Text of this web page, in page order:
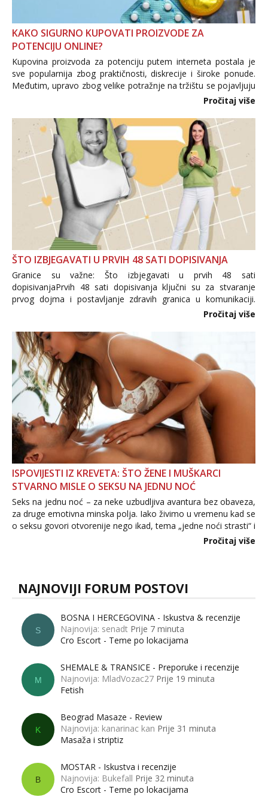
KAKO SIGURNO KUPOVATI PROIZVODE ZA
POTENCIJU ONLINE?
Kupovina proizvoda za potenciju putem interneta postala je
sve popularnija zbog praktičnosti, diskrecije i široke ponude.
Međutim, upravo zbog velike potražnje na tržištu se pojavljuju
i brojni krivotvoreni proizvodi, nepouzdane internetske
Pročitaj više
ŠTO IZBJEGAVATI U PRVIH 48 SATI DOPISIVANJA
Granice su važne: Što izbjegavati u prvih 48 sati
dopisivanjaPrvih 48 sati dopisivanja ključni su za stvaranje
prvog dojma i postavljanje zdravih granica u komunikaciji.
Važno je izbjeći prebrzo otkrivanje osobnih ili intimnih
informacija, jer nepoznata osoba još nije zaslužila to
povjerenje. Takođe...
Pročitaj više
ISPOVIJESTI IZ KREVETA: ŠTO ŽENE I MUŠKARCI
STVARNO MISLE O SEKSU NA JEDNU NOĆ
Seks na jednu noć – za neke uzbudljiva avantura bez obaveza,
za druge emotivna minska polja. Iako živimo u vremenu kad se
o seksu govori otvorenije nego ikad, tema „jedne noći strasti“ i
dalje izaziva burne rasprave. Što zapravo misle žene, a što
Pročitaj više
NAJNOVIJI FORUM POSTOVI
S
BOSNA I HERCEGOVINA - Iskustva & recenzije
Najnovija: senadt Prije 7 minuta
Cro Escort - Teme po lokacijama
M
SHEMALE & TRANSICE - Preporuke i recenzije
Najnovija: MladVozac27 Prije 19 minuta
Fetish
K
Beograd Masaze - Review
Najnovija: kanarinac kan Prije 31 minuta
Masaža i striptiz
B
MOSTAR - Iskustva i recenzije
Najnovija: Bukefall Prije 32 minuta
Cro Escort - Teme po lokacijama